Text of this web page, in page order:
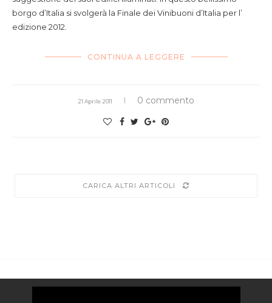
borgo d’Italia si svolgerà la Finale dei Vinibuoni d’Italia per l’
edizione 2012.
CONTINUA A LEGGERE
21 Aprile 2011 0 commento
CARICA ALTRI ARTICOLI